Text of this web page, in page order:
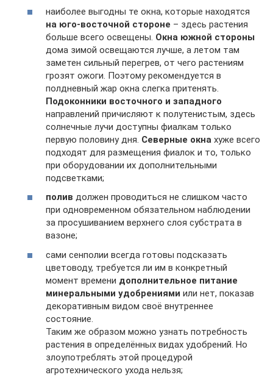
наиболее выгодны те окна, которые находятся
на юго-восточной стороне – здесь растения
больше всего освещены. Окна южной стороны
дома зимой освещаются лучше, а летом там
заметен сильный перегрев, от чего растениям
грозят ожоги. Поэтому рекомендуется в
полдневный жар окна слегка притенять.
Подоконники восточного и западного
направлений причисляют к полутенистым, здесь
солнечные лучи доступны фиалкам только
первую половину дня. Северные окна хуже всего
подходят для размещения фиалок и то, только
при оборудовании их дополнительными
подсветками;
полив должен проводиться не слишком часто
при одновременном обязательном наблюдении
за просушиванием верхнего слоя субстрата в
вазоне;
сами сенполии всегда готовы подсказать
цветоводу, требуется ли им в конкретный
момент времени дополнительное питание
минеральными удобрениями или нет, показав
декоративным видом своё внутреннее
состояние.
Таким же образом можно узнать потребность
растения в определённых видах удобрений. Но
злоупотреблять этой процедурой
агротехнического ухода нельзя;